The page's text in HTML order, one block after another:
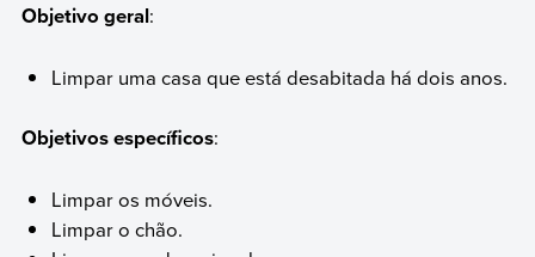
Objetivo geral:
Limpar uma casa que está desabitada há dois anos.
Objetivos específicos:
Limpar os móveis.
Limpar o chão.